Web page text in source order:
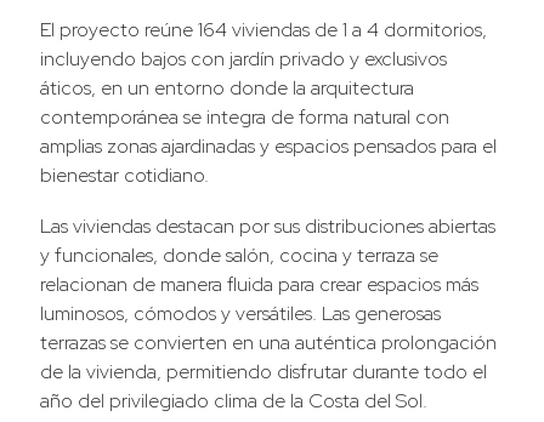
El proyecto reúne 164 viviendas de 1 a 4 dormitorios,
incluyendo bajos con jardín privado y exclusivos
áticos, en un entorno donde la arquitectura
contemporánea se integra de forma natural con
amplias zonas ajardinadas y espacios pensados para el
bienestar cotidiano.
Las viviendas destacan por sus distribuciones abiertas
y funcionales, donde salón, cocina y terraza se
relacionan de manera fluida para crear espacios más
luminosos, cómodos y versátiles. Las generosas
terrazas se convierten en una auténtica prolongación
de la vivienda, permitiendo disfrutar durante todo el
año del privilegiado clima de la Costa del Sol.